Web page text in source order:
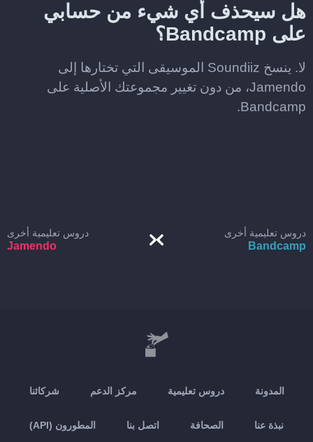
هل سيحذف أي شيء من حسابي
على Bandcamp؟
لا. ينسخ Soundiiz الموسيقى التي تختارها إلى
Jamendo، من دون تغيير مجموعتك الأصلية على
Bandcamp.
دروس تعليمية أخرى
Bandcamp
دروس تعليمية أخرى
Jamendo
المدونة دروس تعليمية مركز الدعم شركائنا
نبذة عنا الصحافة اتصل بنا المطورون (API)